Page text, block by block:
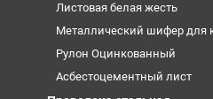
Листовая белая жесть
Металлический шифер для
Рулон Оцинкованный
Асбестоцементный лист